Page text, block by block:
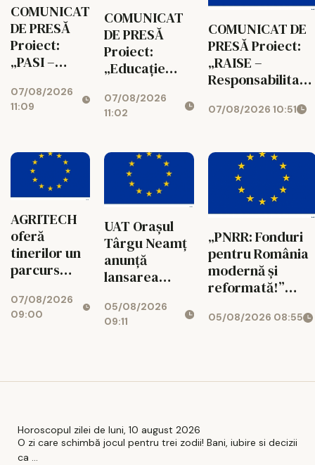
COMUNICAT
DE PRESĂ
Proiect:
„PASI –
pentru
Acces,
Cod SMIS:
351753
07/08/2026
11:09
COMUNICAT
DE PRESĂ
Proiect:
„Educație
Sprijin pentru
Fiecare” Cod
07/08/2026
11:02
COMUNICAT DE
PRESĂ Proiect:
„RAISE –
Incluziune,
350622
07/08/2026 10:51
AGRITECH
oferă
tinerilor un
parcurs
conectat cu
realitatea
07/08/2026
09:00
UAT Orașul
Târgu Neamț
anunță
lansarea
„Creșterea
atractivității
și dezvoltarea
modernizarea
stațiunii „Băile
05/08/2026
09:11
„PNRR: Fonduri
pentru România
modernă și
reformată!”
model de
05/08/2026 08:55
Horoscopul zilei de luni, 10 august 2026
O zi care schimbă jocul pentru trei zodii! Bani, iubire si decizii
ca ...